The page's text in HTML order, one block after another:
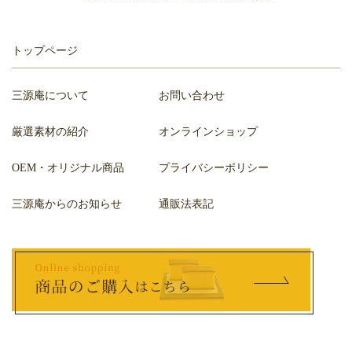
トップページ
三源庵について
厳選素材の紹介
OEM・オリジナル商品
三源庵からのお知らせ
お問い合わせ
オンラインショップ
プライバシーポリシー
通販法表記